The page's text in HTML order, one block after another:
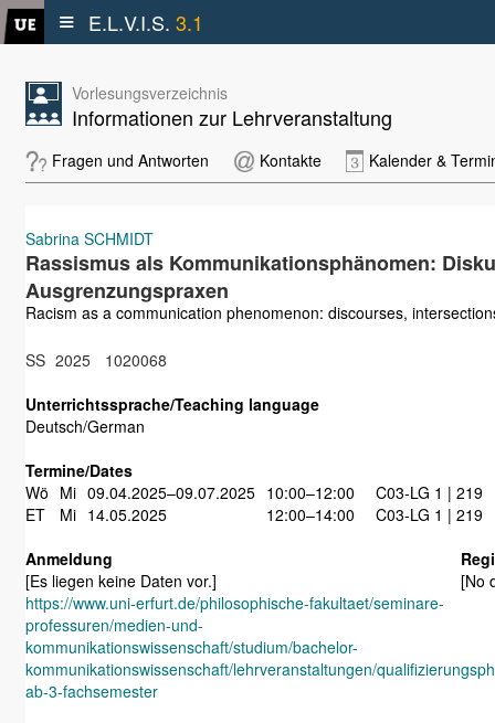
≡ E.L.V.I.S. 3.1
Vorlesungsverzeichnis
Informationen zur Lehrveranstaltung
Fragen und Antworten Kontakte Kalender &
Sabrina SCHMIDT
Rassismus als Kommunikationsphänomen:
Ausgrenzungspraxen
Racism as a communication phenomenon: discourses,
SS 2025
1020068
Unterrichtssprache/Teaching language
Deutsch/German
Termine/Dates
Wö Mi 09.04.2025–09.07.2025 10:00–12:00
C03-LG 1 | 219
ET
Mi 14.05.2025 12:00–14:00
C03-LG 1 | 219
Anmeldung
[Es liegen keine Daten vor.]
https://www.uni-erfurt.de/philosophische-fakultaet/seminare-
professuren/medien-und-
kommunikationswissenschaft/studium/bachelor-
kommunikationswissenschaft/lehrveranstaltungen/
ab-3-fachsemester
[No